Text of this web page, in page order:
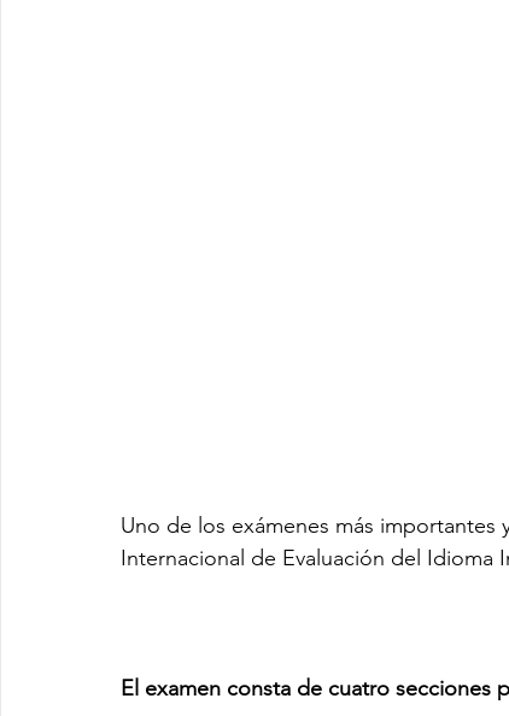
Uno de los exámenes más importantes
Internacional de Evaluación del Idioma
El examen consta de cuatro secciones